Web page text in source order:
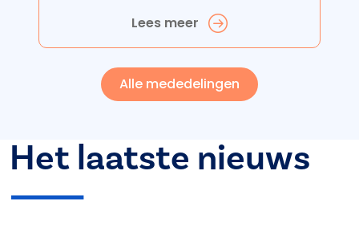
Lees meer
Alle mededelingen
Het laatste nieuws